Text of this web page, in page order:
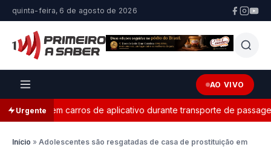
quinta-feira, 6 de agosto de 2026
AO VIVO
Urgenteem carros de aplicativo durante transporte de passageiros
Início » Adolescentes são resgatadas de casa de prostituição em